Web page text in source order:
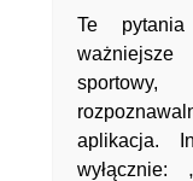
Te
aplikacja.
wyłącznie: